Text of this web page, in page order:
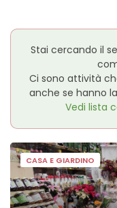
Stai cercando il
Ci sono attività
anche se hanno
Vedi lista
CASA E GIARDINO